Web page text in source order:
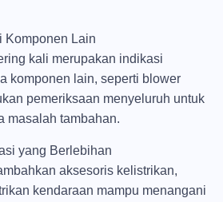
Komponen Lain
kali merupakan indikasi
komponen lain, seperti blower
pemeriksaan menyeluruh untuk
masalah tambahan.
yang Berlebihan
aksesoris kelistrikan,
kendaraan mampu menangani